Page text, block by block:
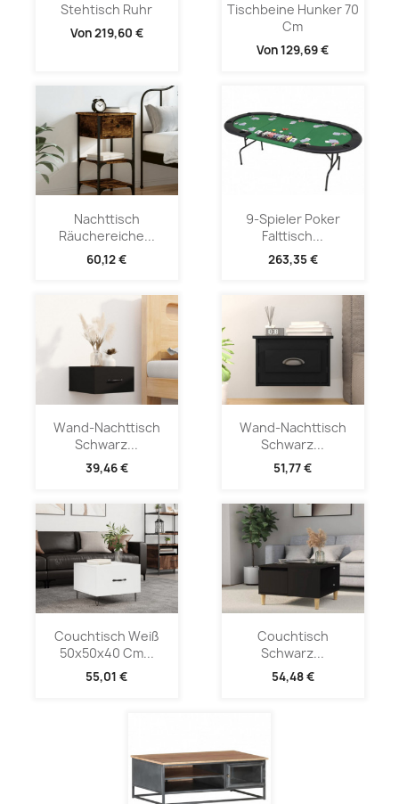
Stehtisch Ruhr
Von219,60 €
Tischbeine Hunker 70
Cm
Von129,69 €
Nachttisch
Räuchereiche...
60,12 €
9-Spieler Poker
Falttisch...
263,35 €
Wand-Nachttisch
Schwarz...
39,46 €
Wand-Nachttisch
Schwarz...
51,77 €
Couchtisch Weiß
50x50x40 Cm...
55,01 €
Couchtisch
Schwarz...
54,48 €